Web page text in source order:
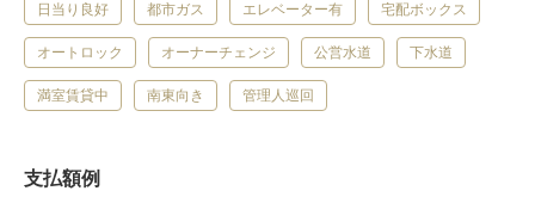
日当り良好 都市ガス エレベーター有 宅配ボックス
オートロック オーナーチェンジ 公営水道 下水道
満室賃貸中 南東向き 管理人巡回
支払額例